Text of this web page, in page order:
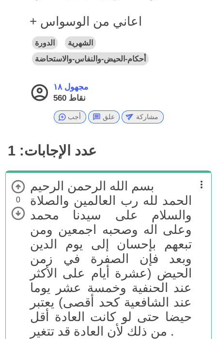
+ اعاني من الوسواس
الدورة
الشهرية
أحكام-الحيض-والنفاس-والاستحاضة
مجهول ١٨
560 نقاط
أجب علق مشاركة
عدد الإجابات: 1
0
بسم الله الرحمن الرحيم
الحمد لله رب العالمين والصلاة
والسلام على سيدنا محمد
وعلى اله وصحبه اجمعين ومن
تبعهم بإحسان إلى يوم الدين
وبعد فإن الصفرة في زمن
الحيض (عشرة أيام على الأكثر
عند الحنفية وخمسة عشر يوما
عند الشافعية كحد أقصى) يعتبر
حيضا حتى لو كانت العادة أقل
من ذلك لأن العادة قد تتغير .